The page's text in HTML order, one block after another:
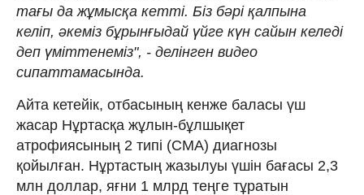
тағы да жұмысқа кетті. Біз бәрі қалпына
келіп, әкеміз бұрынғыдай үйге күн сайын келеді
деп үміттенеміз", - делінген видео
сипаттамасында.
Айта кетейік, отбасының кенже баласы үш
жасар Нұртасқа жұлын-бұлшықет
атрофиясының 2 типі (СМА) диагнозы
қойылған. Нұртастың жазылуы үшін бағасы 2,3
млн доллар, яғни 1 млрд теңге тұратын